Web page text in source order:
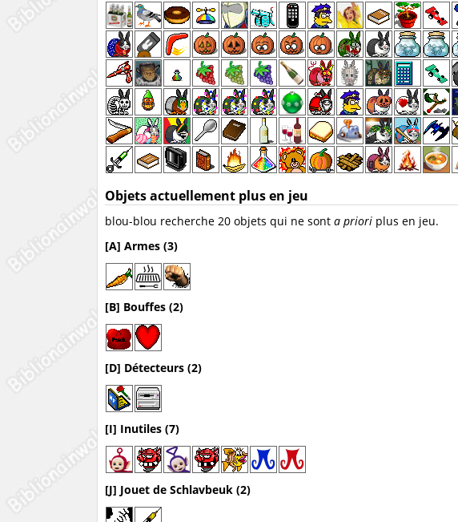
Objets actuellement plus en jeu
blou-blou recherche 20 objets qui ne sont a priori plus en jeu.
[A] Armes (3)
[B] Bouffes (2)
[D] Détecteurs (2)
[I] Inutiles (7)
[J] Jouet de Schlavbeuk (2)